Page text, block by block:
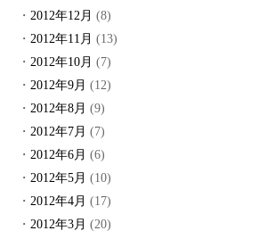
2012年12月 (8)
2012年11月 (13)
2012年10月 (7)
2012年9月 (12)
2012年8月 (9)
2012年7月 (7)
2012年6月 (6)
2012年5月 (10)
2012年4月 (17)
2012年3月 (20)